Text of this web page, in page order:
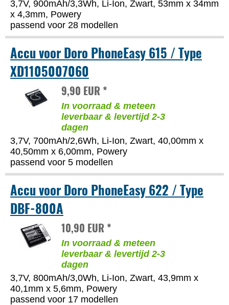
3,7V, 900mAh/3,3Wh, Li-Ion, Zwart, 53mm x 34mm
x 4,3mm, Powery
passend voor 28 modellen
Accu voor Doro PhoneEasy 615 / Type
XD1105007060
9,90 EUR *
In voorraad & meteen
leverbaar & levertijd 2-3
dagen
3,7V, 700mAh/2,6Wh, Li-Ion, Zwart, 40,00mm x
40,50mm x 6,00mm, Powery
passend voor 5 modellen
Accu voor Doro PhoneEasy 622 / Type
DBF-800A
10,90 EUR *
In voorraad & meteen
leverbaar & levertijd 2-3
dagen
3,7V, 800mAh/3,0Wh, Li-Ion, Zwart, 43,9mm x
40,1mm x 5,6mm, Powery
passend voor 17 modellen